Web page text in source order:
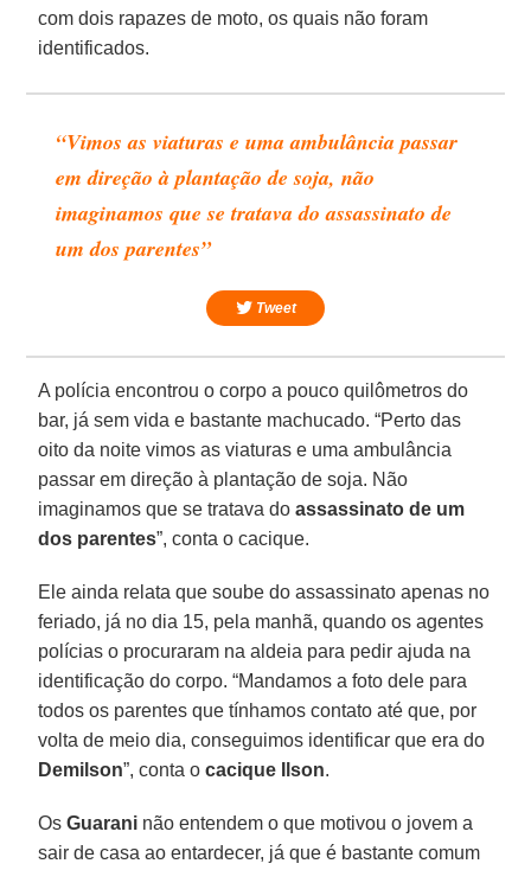
com dois rapazes de moto, os quais não foram
identificados.
“Vimos as viaturas e uma ambulância passar
em direção à plantação de soja, não
imaginamos que se tratava do assassinato de
um dos parentes”
Tweet
A polícia encontrou o corpo a pouco quilômetros do
bar, já sem vida e bastante machucado. “Perto das
oito da noite vimos as viaturas e uma ambulância
passar em direção à plantação de soja. Não
imaginamos que se tratava doassassinato de um
dos parentes”, conta o cacique.
Ele ainda relata que soube do assassinato apenas no
feriado, já no dia 15, pela manhã, quando os agentes
polícias o procuraram na aldeia para pedir ajuda na
identificação do corpo. “Mandamos a foto dele para
todos os parentes que tínhamos contato até que, por
volta de meio dia, conseguimos identificar que era do
Demilson”, conta o cacique Ilson.
OsGuarani não entendem o que motivou o jovem a
sair de casa ao entardecer, já que é bastante comum